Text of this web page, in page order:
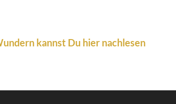
kannst Du hier nachlesen